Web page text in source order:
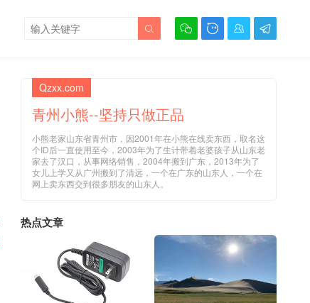
   

Qzxx.com
青州小熊--坚持只做正品
小熊老家山东省青州市，因2001年在小熊在线卖东西，取名这
个ID后一直使用至今，2003年为了生计带着老婆孩子从山东老
家去了汉口，从事网络销售，2004年搬到广东，2013年为了
女儿上学又从广州搬到了清远，一个在广东的山东人，一个在
网上卖东西交到很多朋友的山东人。
热点文章